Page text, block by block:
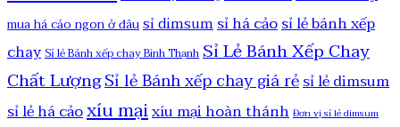
mua há cảo ngon ở đâusỉ dimsumsỉ há cảosỉ lẻ bánh xếp
chaySỉ lẻ Bánh xếp chay Bình ThạnhSỉ Lẻ Bánh Xếp Chay
Chất LượngSỉ lẻ Bánh xếp chay giá rẻsỉ lẻ dimsum
sỉ lẻ há cảoxíu mạixíu mại hoàn thánh Đơn vị sỉ lẻ dimsum